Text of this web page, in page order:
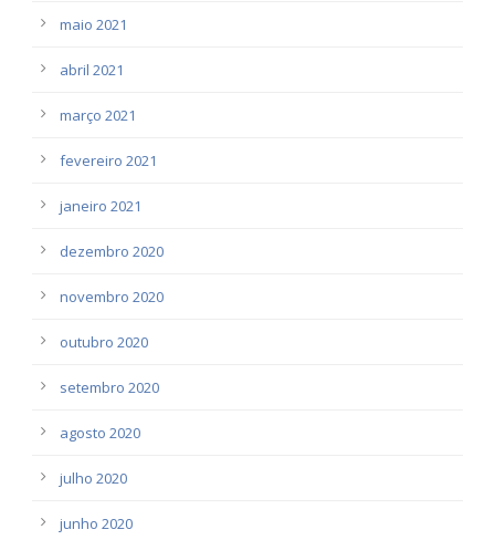
maio 2021
abril 2021
março 2021
fevereiro 2021
janeiro 2021
dezembro 2020
novembro 2020
outubro 2020
setembro 2020
agosto 2020
julho 2020
junho 2020